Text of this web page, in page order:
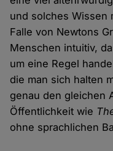
und solches Wissen
Falle von Newtons
Menschen intuitiv,
um eine Regel
die man sich halten
genau den gleichen
Öffentlichkeit wie
ohne sprachlichen